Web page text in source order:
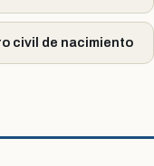
civil de nacimiento